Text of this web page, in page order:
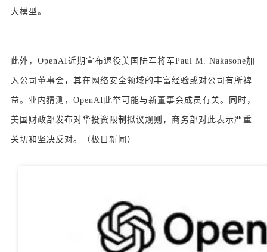
大模型。
此外，OpenAI近期宣布退役美国陆军将军Paul M. Nakasone加
入公司董事会，其在网络安全领域的丰富经验或对公司有所裨
益。业内猜测，OpenAI此举可能与新董事会成员有关。同时，
美国财政部发布对华投资限制拟议规则，商务部对此表示严重
关切和坚决反对。（极目新闻）